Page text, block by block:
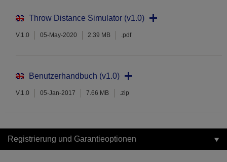
Throw Distance Simulator (v1.0)
V.1.0 05-May-2020 2.39 MB .pdf
Benutzerhandbuch (v1.0)
V.1.0 05-Jan-2017 7.66 MB .zip
Registrierung und Garantieoptionen